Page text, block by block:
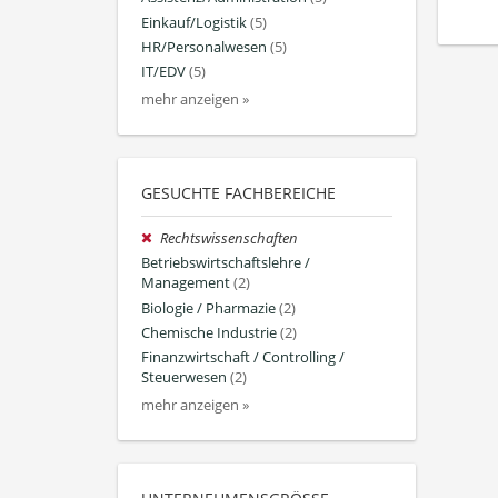
Einkauf/Logistik(5)
HR/Personalwesen (5)
IT/EDV(5)
mehr anzeigen »
GESUCHTE FACHBEREICHE
Rechtswissenschaften
Betriebswirtschaftslehre /
Management(2)
Biologie / Pharmazie(2)
Chemische Industrie(2)
Finanzwirtschaft / Controlling /
Steuerwesen (2)
mehr anzeigen »